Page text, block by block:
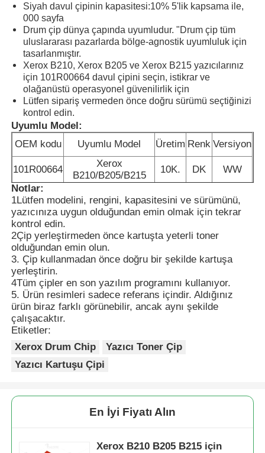
Ana sayfa
Ürünler
Hakkımızda
Bize ulaşın
Haberler
Siyah davul çipinin kapasitesi:10% 5'lik kapsama ile,
000 sayfa
Drum çip dünya çapında uyumludur. "Drum çip tüm
uluslararası pazarlarda bölge-agnostik uyumluluk için
tasarlanmıştır.
Xerox B210, Xerox B205 ve Xerox B215 yazıcılarınız
için 101R00664 davul çipini seçin, istikrar ve
olağanüstü operasyonel güvenilirlik için
Lütfen sipariş vermeden önce doğru sürümü seçtiğinizi
kontrol edin.
Uyumlu Model:
OEM kodu
Uyumlu Model Üretim Renk Versiyon
101R00664
Xerox
B210/B205/B215
10K. DK
WW
Notlar:
1Lütfen modelini, rengini, kapasitesini ve sürümünü,
yazıcınıza uygun olduğundan emin olmak için tekrar
kontrol edin.
2Çip yerleştirmeden önce kartuşta yeterli toner
olduğundan emin olun.
3. Çip kullanmadan önce doğru bir şekilde kartuşa
yerleştirin.
4Tüm çipler en son yazılım programını kullanıyor.
5. Ürün resimleri sadece referans içindir. Aldığınız
ürün biraz farklı görünebilir, ancak aynı şekilde
çalışacaktır.
Etiketler:
Xerox Drum Chip
Yazıcı Toner Çip
Yazıcı Kartuşu Çipi
En İyi Fiyatı Alın
Xerox B210 B205 B215 için